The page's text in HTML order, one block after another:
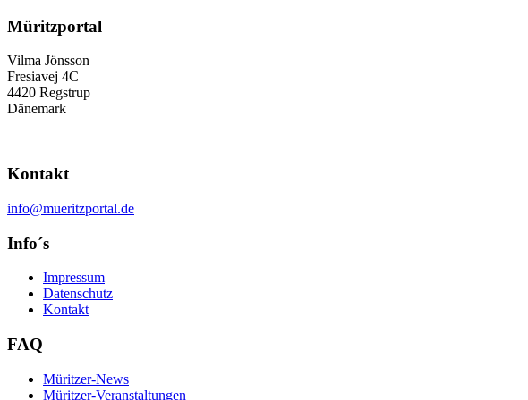
Müritzportal
Vilma Jönsson
Fresiavej 4C
4420 Regstrup
Dänemark
Kontakt
info@mueritzportal.de
Info´s
Impressum
Datenschutz
Kontakt
FAQ
Müritzer-News
Müritzer-Veranstaltungen